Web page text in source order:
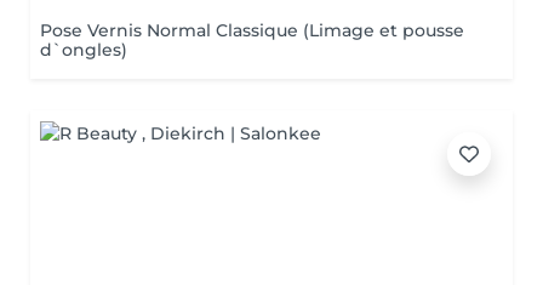
Pose Vernis Normal Classique (Limage et pousse
d`ongles)